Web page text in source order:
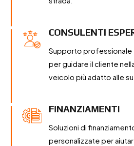
CONSULENTI
Supporto professionale
per guidare il cliente
veicolo più adatto alle
FINANZIAMENTI
Soluzioni di
personalizzate per